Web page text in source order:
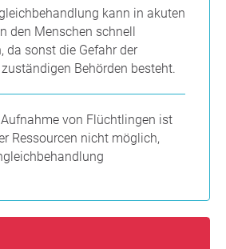
kann in akuten
den Menschen schnell
da sonst die Gefahr der
Behörden besteht.
von Flüchtlingen ist
Ressourcen nicht möglich,